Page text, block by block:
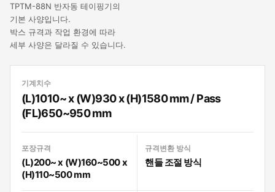
TPTM-88N 반자동 테이핑기의
기본 사양입니다.
박스 규격과 작업 환경에 따라
세부 사양은 달라질 수 있습니다.
기계치수
(L)1010~ x (W)930 x (H)1580 mm / Pass
(FL)650~950 mm
포장규격
(L)200~ x (W)160~500 x
(H)110~500 mm
규격변환 방식
핸들 조절 방식